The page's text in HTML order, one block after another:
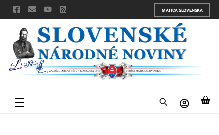
Skip
to
content
MATICA SLOVENSKÁ
Menu